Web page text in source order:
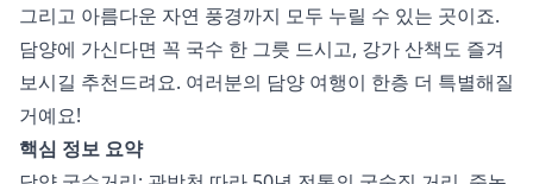
그리고 아름다운 자연 풍경까지 모두 누릴 수 있는 곳이죠.
담양에 가신다면 꼭 국수 한 그릇 드시고, 강가 산책도 즐겨
보시길 추천드려요. 여러분의 담양 여행이 한층 더 특별해질
거예요!
핵심 정보 요약